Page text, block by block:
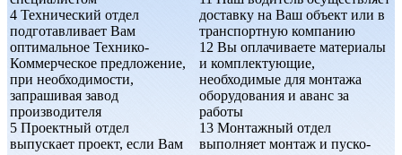
4 Технический отдел
подготавливает Вам
оптимальное Технико-
Коммерческое предложение,
при необходимости,
запрашивая завод
производителя
5 Проектный отдел
выпускает проект, если Вам
доставку на Ваш объект или в
транспортную компанию
12 Вы оплачиваете материалы
и комплектующие,
необходимые для монтажа
оборудования и аванс за
работы
13 Монтажный отдел
выполняет монтаж и пуско-